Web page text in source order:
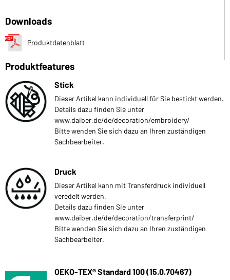
Downloads
Produktdatenblatt
Produktfeatures
Stick
Dieser Artikel kann individuell für Sie bestickt werden.
Details dazu finden Sie unter
www.daiber.de/de/decoration/embroidery/
Bitte wenden Sie sich dazu an Ihren zuständigen
Sachbearbeiter.
Druck
Dieser Artikel kann mit Transferdruck individuell
veredelt werden.
Details dazu finden Sie unter
www.daiber.de/de/decoration/transferprint/
Bitte wenden Sie sich dazu an Ihren zuständigen
Sachbearbeiter.
OEKO-TEX® Standard 100 (15.0.70467)